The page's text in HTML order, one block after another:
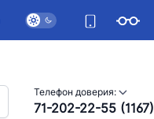
Телефон доверия:
71-202-22-55 (1167)